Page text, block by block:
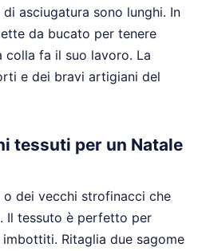
asciugatura sono lunghi. In
da bucato per tenere
colla fa il suo lavoro. La
e dei bravi artigiani del
tessuti per un Natale
dei vecchi strofinacci che
Il tessuto è perfetto per
Ritaglia due sagome